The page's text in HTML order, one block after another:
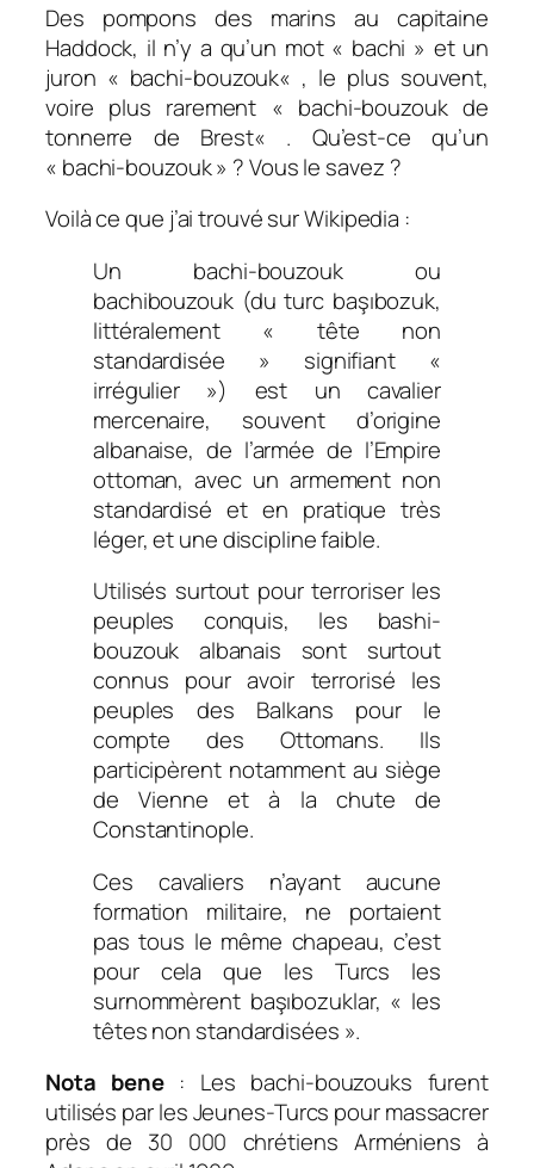
Des pompons des marins au capitaine
Haddock, il n’y a qu’un mot « bachi » et un
juron « bachi-bouzouk« , le plus souvent,
voire plus rarement « bachi-bouzouk de
tonnerre de Brest« . Qu’est-ce qu’un
« bachi-bouzouk » ? Vous le savez ?
Voilà ce que j’ai trouvé sur Wikipedia :
Un bachi-bouzouk ou
bachibouzouk (du turc başıbozuk,
littéralement « tête non
standardisée » signifiant «
irrégulier ») est un cavalier
mercenaire, souvent d’origine
albanaise, de l’armée de l’Empire
ottoman, avec un armement non
standardisé et en pratique très
léger, et une discipline faible.
Utilisés surtout pour terroriser les
peuples conquis, les bashi-
bouzouk albanais sont surtout
connus pour avoir terrorisé les
peuples des Balkans pour le
compte des Ottomans. Ils
participèrent notamment au siège
de Vienne et à la chute de
Constantinople.
Ces cavaliers n’ayant aucune
formation militaire, ne portaient
pas tous le même chapeau, c’est
pour cela que les Turcs les
surnommèrent başıbozuklar, « les
têtes non standardisées ».
Nota bene: Les bachi-bouzouks furent
utilisés par les Jeunes-Turcs pour massacrer
près de 30 000 chrétiens Arméniens à